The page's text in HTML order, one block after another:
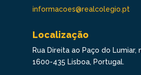
informacoes@realcolegio.pt
Localização
Rua Direita ao Paço do Lumiar,
1600-435 Lisboa, Portugal.